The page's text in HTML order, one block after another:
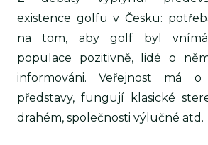
existence golfu v Česku:
na tom, aby golf byl
populace pozitivně, lidé o
informováni. Veřejnost má
představy, fungují klasické
drahém, společnosti výlučné atd.